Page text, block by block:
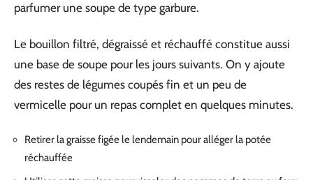
parfumer une soupe de type garbure.
Le bouillon filtré, dégraissé et réchauffé constitue aussi
une base de soupe pour les jours suivants. On y ajoute
des restes de légumes coupés fin et un peu de
vermicelle pour un repas complet en quelques minutes.
Retirer la graisse figée le lendemain pour alléger la potée
réchauffée